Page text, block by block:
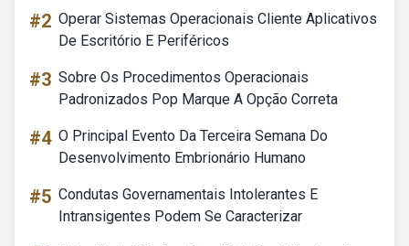
#2 Operar Sistemas Operacionais Cliente Aplicativos
De Escritório E Periféricos
#3 Sobre Os Procedimentos Operacionais
Padronizados Pop Marque A Opção Correta
#4 O Principal Evento Da Terceira Semana Do
Desenvolvimento Embrionário Humano
#5 Condutas Governamentais Intolerantes E
Intransigentes Podem Se Caracterizar